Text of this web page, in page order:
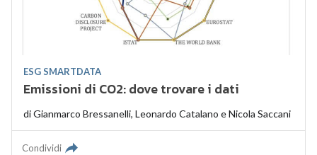
ESG SMARTDATA
Emissioni di CO2: dove trovare i dati
diGianmarco Bressanelli, Leonardo Catalano eNicola Saccani
Condividi